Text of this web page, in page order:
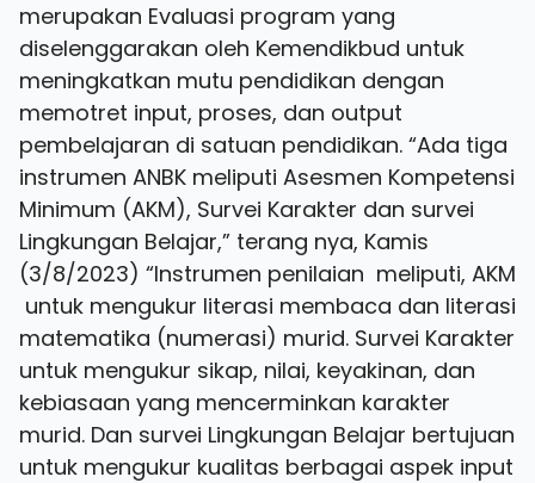
merupakan Evaluasi program yang
diselenggarakan oleh Kemendikbud untuk
meningkatkan mutu pendidikan dengan
memotret input, proses, dan output
pembelajaran di satuan pendidikan. “Ada tiga
instrumen ANBK meliputi Asesmen Kompetensi
Minimum (AKM), Survei Karakter dan survei
Lingkungan Belajar,” terang nya, Kamis
(3/8/2023) “Instrumen penilaian meliputi, AKM
untuk mengukur literasi membaca dan literasi
matematika (numerasi) murid. Survei Karakter
untuk mengukur sikap, nilai, keyakinan, dan
kebiasaan yang mencerminkan karakter
murid. Dan survei Lingkungan Belajar bertujuan
untuk mengukur kualitas berbagai aspek input